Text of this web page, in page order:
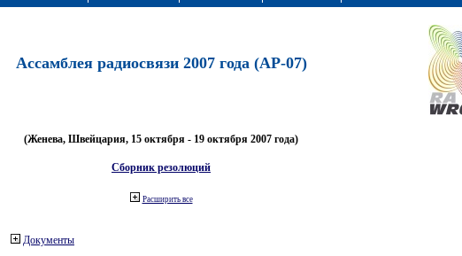
Ассамблея радиосвязи 2007 года (АР-07)
(Женева, Швейцария, 15 октября - 19 октября 2007 года)
Сборник резолюций
Расширить все
Документы